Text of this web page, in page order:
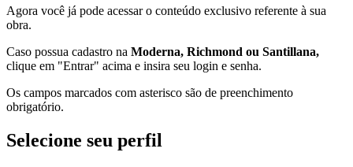
Agora você já pode acessar o conteúdo exclusivo referente à sua
obra.
Caso possua cadastro na Moderna, Richmond ou Santillana,
clique em "Entrar" acima e insira seu login e senha.
Os campos marcados com asterisco são de preenchimento
obrigatório.
Selecione seu perfil